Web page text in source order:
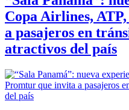
Copa Airlines,
a pasajeros en
atractivos del país